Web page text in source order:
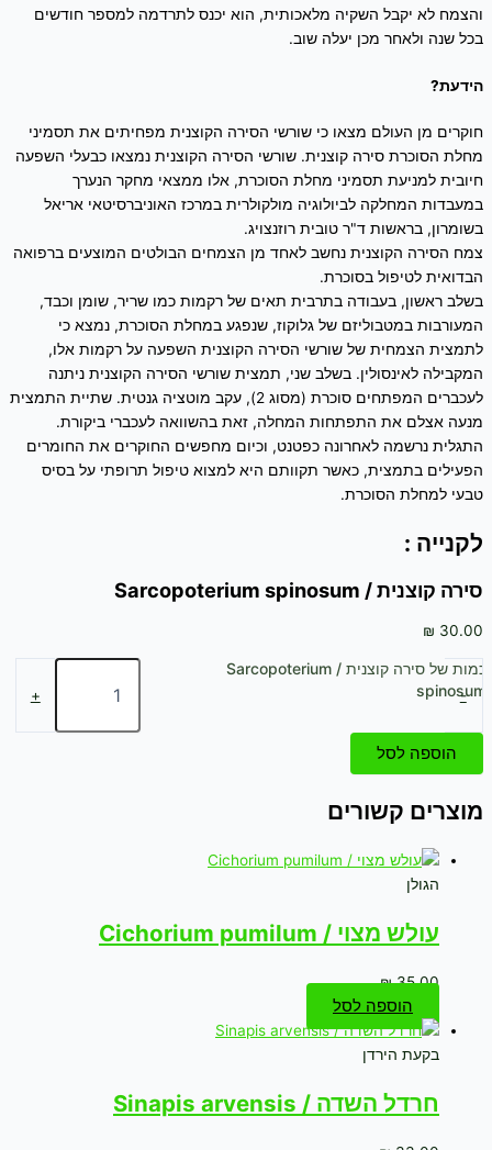
והצמח לא יקבל השקיה מלאכותית, הוא יכנס לתרדמה למספר חודשים
בכל שנה ולאחר מכן יעלה שוב.
הידעת?
חוקרים מן העולם מצאו כי שורשי הסירה הקוצנית מפחיתים את תסמיני
מחלת הסוכרת סירה קוצנית. שורשי הסירה הקוצנית נמצאו כבעלי השפעה
חיובית למניעת תסמיני מחלת הסוכרת, אלו ממצאי מחקר הנערך
במעבדות המחלקה לביולוגיה מולקולרית במרכז האוניברסיטאי אריאל
בשומרון, בראשות ד"ר טובית רוזנצויג.
צמח הסירה הקוצנית נחשב לאחד מן הצמחים הבולטים המוצעים ברפואה
הבדואית לטיפול בסוכרת.
בשלב ראשון, בעבודה בתרבית תאים של רקמות כמו שריר, שומן וכבד,
המעורבות במטבוליזם של גלוקוז, שנפגע במחלת הסוכרת, נמצא כי
לתמצית הצמחית של שורשי הסירה הקוצנית השפעה על רקמות אלו,
המקבילה לאינסולין. בשלב שני, תמצית שורשי הסירה הקוצנית ניתנה
לעכברים המפתחים סוכרת (מסוג 2), עקב מוטציה גנטית. שתיית התמצית
מנעה אצלם את התפתחות המחלה, זאת בהשוואה לעכברי ביקורת.
התגלית נרשמה לאחרונה כפטנט, וכיום מחפשים החוקרים את החומרים
הפעילים בתמצית, כאשר תקוותם היא למצוא טיפול תרופתי על בסיס
טבעי למחלת הסוכרת.
לקנייה :
סירה קוצנית / Sarcopoterium spinosum
₪ 30.00
-
כמות של סירה קוצנית / Sarcopoterium
spinosum
+
הוספה לסל
מוצרים קשורים
הגולן
עולש מצוי / Cichorium pumilum
₪35.00
הוספה לסל
בקעת הירדן
חרדל השדה / Sinapis arvensis